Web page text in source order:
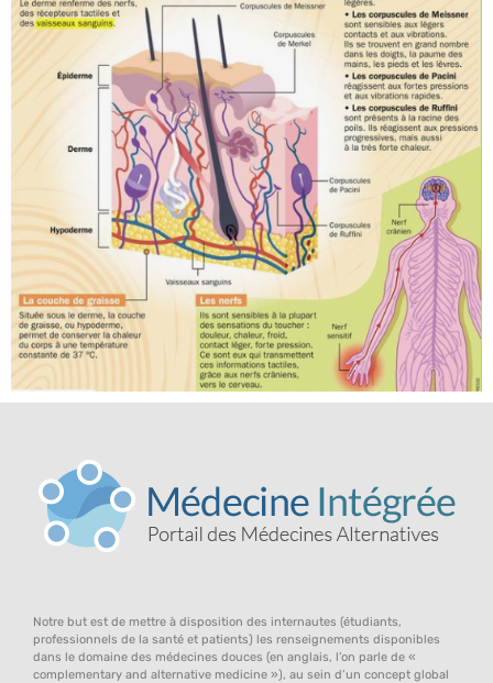
Notre but est de mettre à disposition des internautes (étudiants,
professionnels de la santé et patients) les renseignements disponibles
dans le domaine des médecines douces (en anglais, l’on parle de «
complementary and alternative medicine »), au sein d’un concept global